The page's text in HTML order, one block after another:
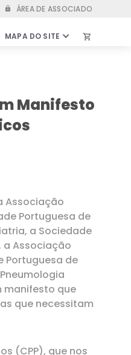
lock ÁREA DE ASSOCIADO
MAPA DO SITE
ser associado
& Informações
shopping_cart
Manifesto
Associação
Portuguesa de
a Sociedade
a Associação
Portuguesa de
manifesto que
que necessitam
(CPP), que nos